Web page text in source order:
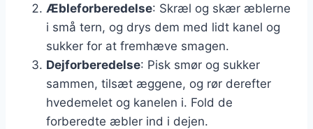
Æbleforberedelse: Skræl og skær æblerne
i små tern, og drys dem med lidt kanel og
sukker for at fremhæve smagen.
Dejforberedelse: Pisk smør og sukker
sammen, tilsæt æggene, og rør derefter
hvedemelet og kanelen i. Fold de
forberedte æbler ind i dejen.